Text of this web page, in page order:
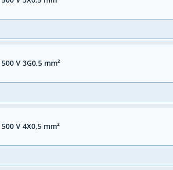
V 3G0,5 mm²
V 4X0,5 mm²